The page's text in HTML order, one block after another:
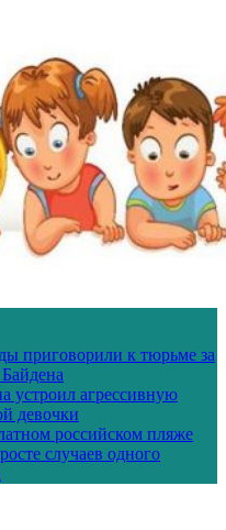
приговорили к тюрьме за
устроил агрессивную
девочки
российском пляже
случаев одного